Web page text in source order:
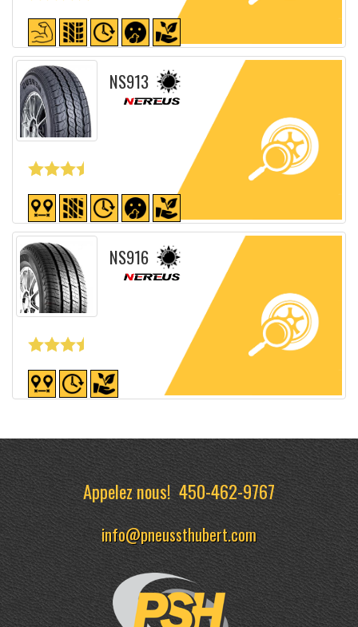
Fiche détaillée
NS913
Fiche détaillée
NS916
Appelez nous!450-462-9767
info@pneussthubert.com